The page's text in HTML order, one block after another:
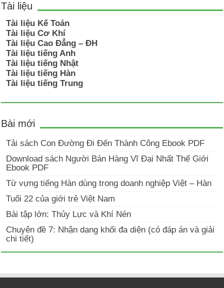
Tài liệu
Tài liệu Kế Toán
Tài liệu Cơ Khí
Tài liệu Cao Đẳng – ĐH
Tài liệu tiếng Anh
Tài liệu tiếng Nhật
Tài liệu tiếng Hàn
Tài liệu tiếng Trung
Bài mới
Tải sách Con Đường Đi Đến Thành Công Ebook PDF
Download sách Người Bán Hàng Vĩ Đại Nhất Thế Giới
Ebook PDF
Từ vựng tiếng Hàn dùng trong doanh nghiệp Việt – Hàn
Tuổi 22 của giới trẻ Việt Nam
Bài tập lớn: Thủy Lực và Khí Nén
Chuyên đề 7: Nhận dạng khối đa diện (có đáp án và giải
chi tiết)